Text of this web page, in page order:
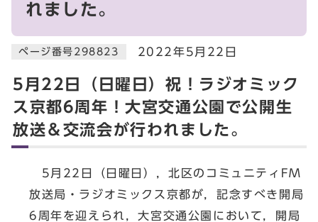
れました。
ページ番号298823 2022年5月22日
5月22日（日曜日）祝！ラジオミック
ス京都6周年！大宮交通公園で公開生
放送＆交流会が行われました。
5月22日（日曜日），北区のコミュニティFM
放送局・ラジオミックス京都が，記念すべき開局
6周年を迎えられ，大宮交通公園において，開局